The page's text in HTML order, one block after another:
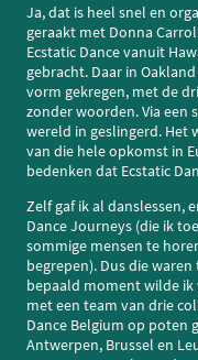
Ja, dat is heel snel en
geraakt met Donna
Ecstatic Dance vanuit
gebracht. Daar in
vorm gekregen, met de
zonder woorden. Via een
wereld in geslingerd. Het
van die hele opkomst in
bedenken dat Ecstatic
Zelf gaf ik al danslessen,
Dance Journeys (die ik
sommige mensen te
begrepen). Dus die
bepaald moment wilde ik
met een team van drie
Dance Belgium op poten
Antwerpen, Brussel en